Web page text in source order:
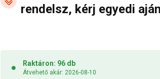
rendelsz, kérj egyedi
Raktáron: 96 db
Átvehető akár: 2026-08-10